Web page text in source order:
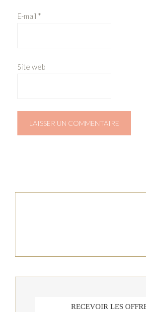
E-mail *
Site web
RECEVOIR LES